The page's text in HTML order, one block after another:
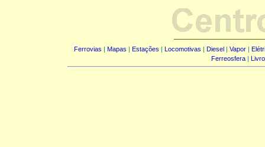
Ferrovias | Mapas | Estações | Locomotivas | Diesel | Vapor |
Ferreosfera |